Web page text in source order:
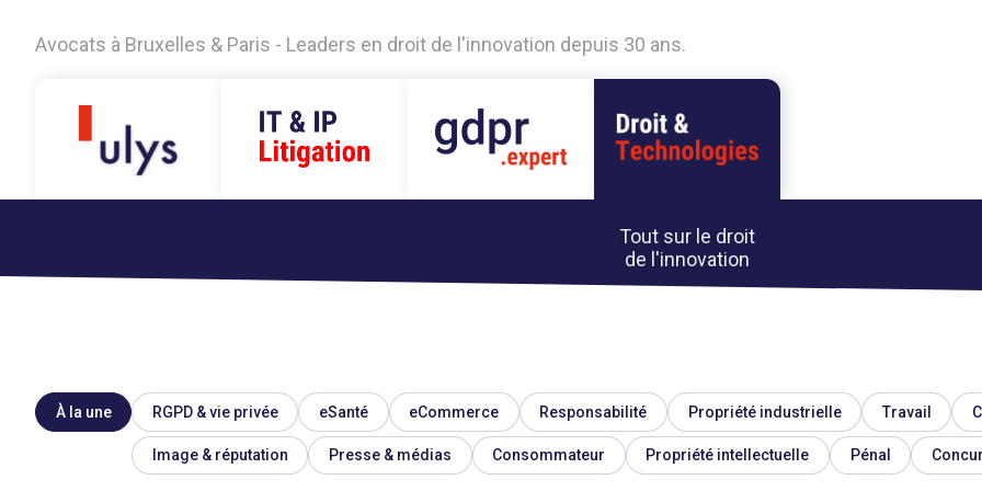
Avocats à Bruxelles & Paris - Leaders en droit de l'innovation depuis 30 ans.
Tout sur le droit
de l'innovation
À la une RGPD & vie privée eSanté eCommerce Responsabilité Propriété industrielle Travail
Image & réputation Presse & médias Consommateur Propriété intellectuelle Pénal